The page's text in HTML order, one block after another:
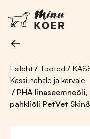
Esileht / Tooted /
Kassi nahale ja karvale
/ PHA
pähkliõli PetVet